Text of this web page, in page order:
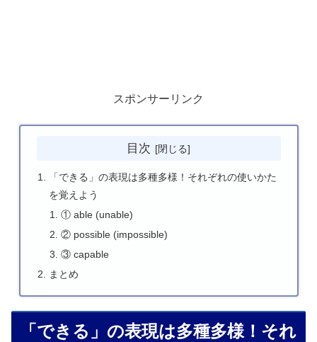
スポンサーリンク
目次
「できる」の表現は多種多様！それぞれの使いかた
を覚えよう
① able (unable)
② possible (impossible)
③ capable
まとめ
「できる」の表現は多種多様！それ